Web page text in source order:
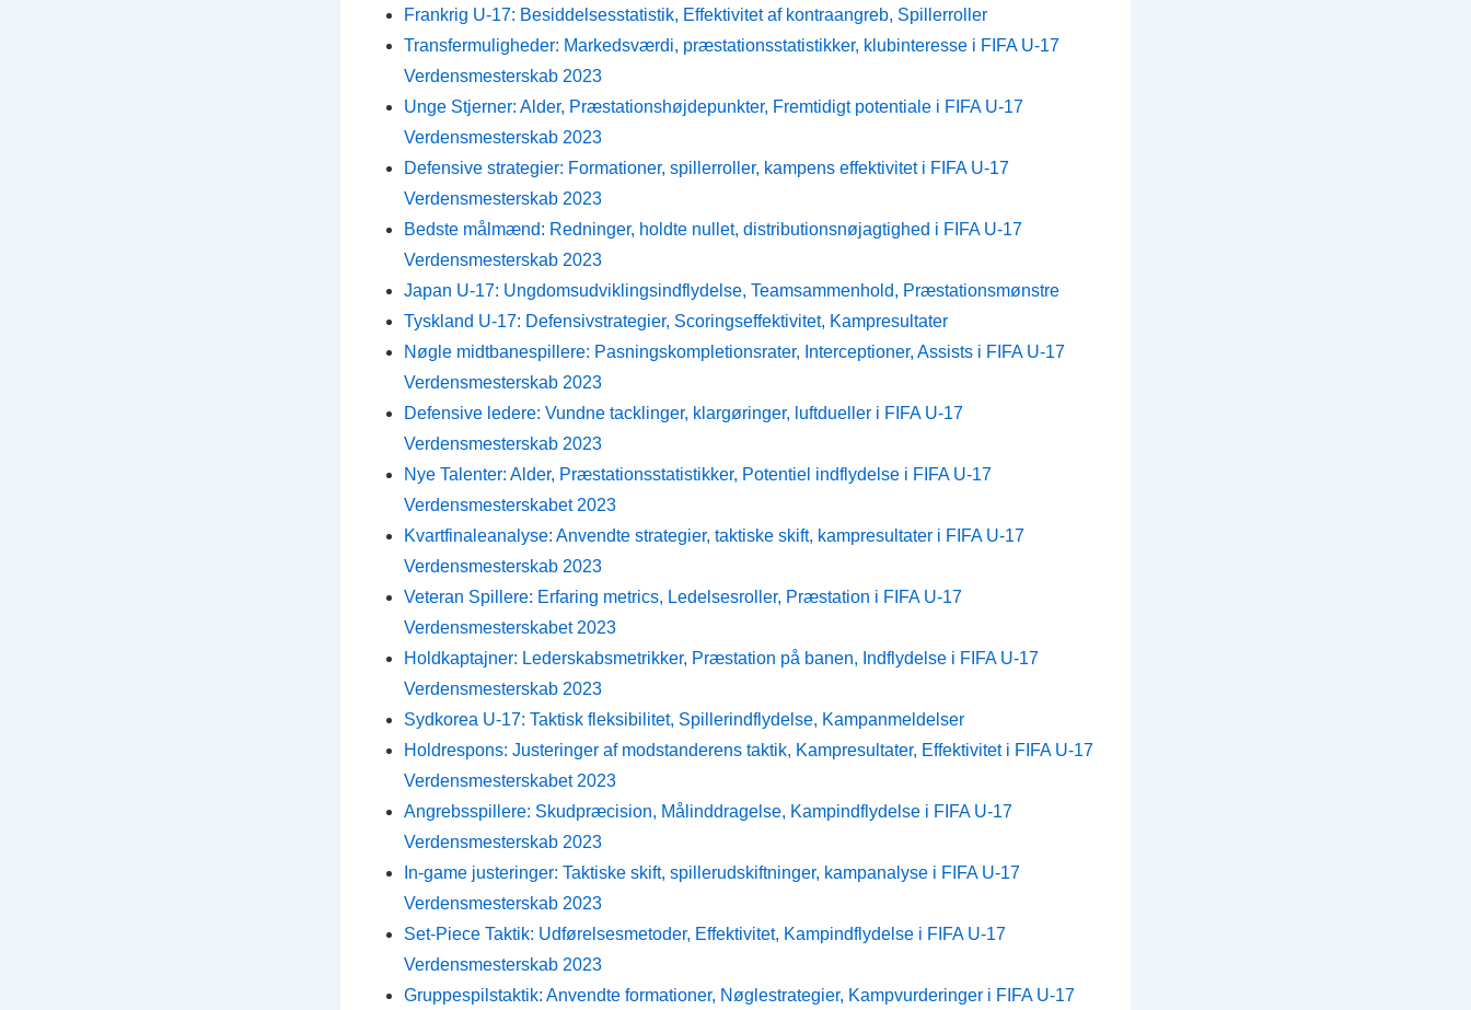
Frankrig U-17: Besiddelsesstatistik, Effektivitet af kontraangreb, Spillerroller
Transfermuligheder: Markedsværdi, præstationsstatistikker, klubinteresse i FIFA U-17
Verdensmesterskab 2023
Unge Stjerner: Alder, Præstationshøjdepunkter, Fremtidigt potentiale i FIFA U-17
Verdensmesterskab 2023
Defensive strategier: Formationer, spillerroller, kampens effektivitet i FIFA U-17
Verdensmesterskab 2023
Bedste målmænd: Redninger, holdte nullet, distributionsnøjagtighed i FIFA U-17
Verdensmesterskab 2023
Japan U-17: Ungdomsudviklingsindflydelse, Teamsammenhold, Præstationsmønstre
Tyskland U-17: Defensivstrategier, Scoringseffektivitet, Kampresultater
Nøgle midtbanespillere: Pasningskompletionsrater, Interceptioner, Assists i FIFA U-17
Verdensmesterskab 2023
Defensive ledere: Vundne tacklinger, klargøringer, luftdueller i FIFA U-17
Verdensmesterskab 2023
Nye Talenter: Alder, Præstationsstatistikker, Potentiel indflydelse i FIFA U-17
Verdensmesterskabet 2023
Kvartfinaleanalyse: Anvendte strategier, taktiske skift, kampresultater i FIFA U-17
Verdensmesterskab 2023
Veteran Spillere: Erfaring metrics, Ledelsesroller, Præstation i FIFA U-17
Verdensmesterskabet 2023
Holdkaptajner: Lederskabsmetrikker, Præstation på banen, Indflydelse i FIFA U-17
Verdensmesterskab 2023
Sydkorea U-17: Taktisk fleksibilitet, Spillerindflydelse, Kampanmeldelser
Holdrespons: Justeringer af modstanderens taktik, Kampresultater, Effektivitet i FIFA U-17
Verdensmesterskabet 2023
Angrebsspillere: Skudpræcision, Målinddragelse, Kampindflydelse i FIFA U-17
Verdensmesterskab 2023
In-game justeringer: Taktiske skift, spillerudskiftninger, kampanalyse i FIFA U-17
Verdensmesterskab 2023
Set-Piece Taktik: Udførelsesmetoder, Effektivitet, Kampindflydelse i FIFA U-17
Verdensmesterskab 2023
Gruppespilstaktik: Anvendte formationer, Nøglestrategier, Kampvurderinger i FIFA U-17